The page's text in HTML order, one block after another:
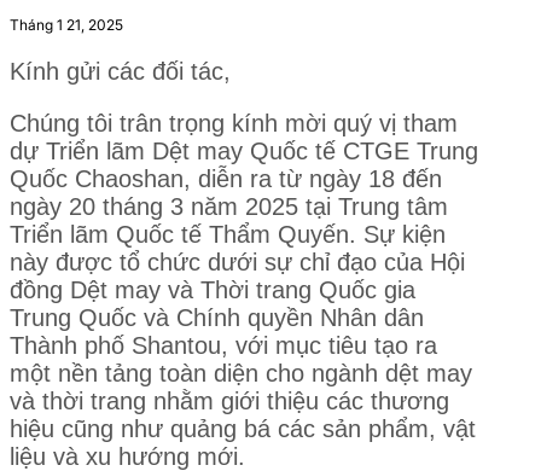
Tháng 1 21, 2025
Kính gửi các đối tác,
Chúng tôi trân trọng kính mời quý vị tham
dự Triển lãm Dệt may Quốc tế CTGE Trung
Quốc Chaoshan, diễn ra từ ngày 18 đến
ngày 20 tháng 3 năm 2025 tại Trung tâm
Triển lãm Quốc tế Thẩm Quyến. Sự kiện
này được tổ chức dưới sự chỉ đạo của Hội
đồng Dệt may và Thời trang Quốc gia
Trung Quốc và Chính quyền Nhân dân
Thành phố Shantou, với mục tiêu tạo ra
một nền tảng toàn diện cho ngành dệt may
và thời trang nhằm giới thiệu các thương
hiệu cũng như quảng bá các sản phẩm, vật
liệu và xu hướng mới.